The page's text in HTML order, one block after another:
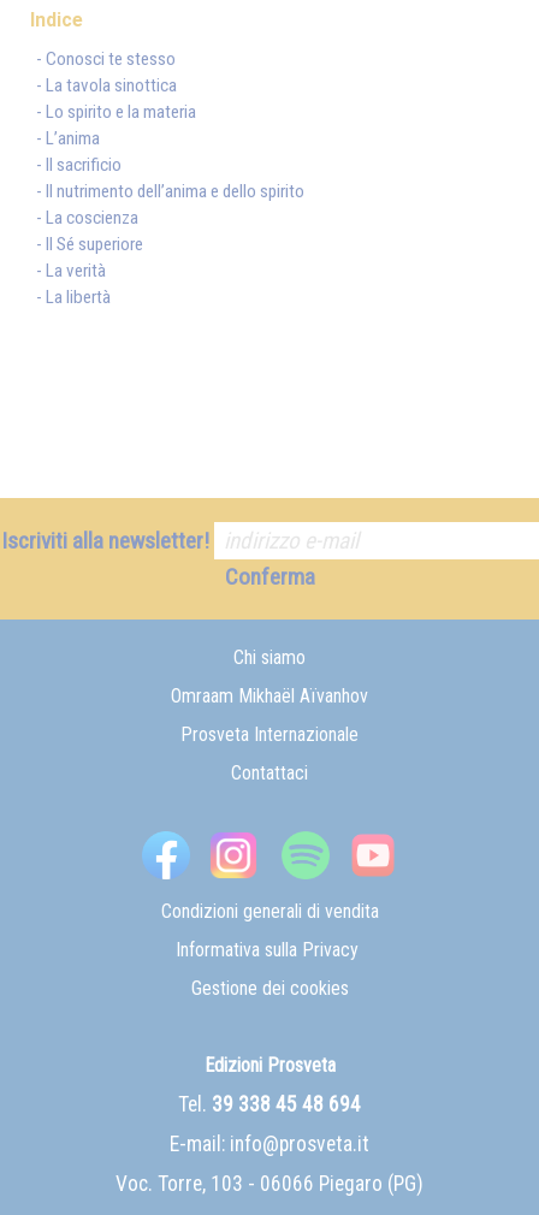
Indice
- Conosci te stesso
- La tavola sinottica
- Lo spirito e la materia
- L’anima
- Il sacrificio
- Il nutrimento dell’anima e dello spirito
- La coscienza
- Il Sé superiore
- La verità
- La libertà
Iscriviti alla newsletter!
Conferma
Chi siamo
Omraam Mikhaël Aïvanhov
Prosveta Internazionale
Contattaci
Condizioni generali di vendita
Informativa sulla Privacy
Gestione dei cookies
Edizioni Prosveta
Tel. 39 338 45 48 694
E-mail: info@prosveta.it
Voc. Torre, 103 - 06066 Piegaro (PG)